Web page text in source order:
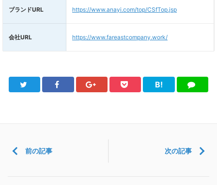
ブランドURL https://www.anayi.com/top/CSfTop.jsp
会社URL https://www.fareastcompany.work/
Twitter FacebookGoogle+Pocket
B!
は
LINE
前の記事 次の記事